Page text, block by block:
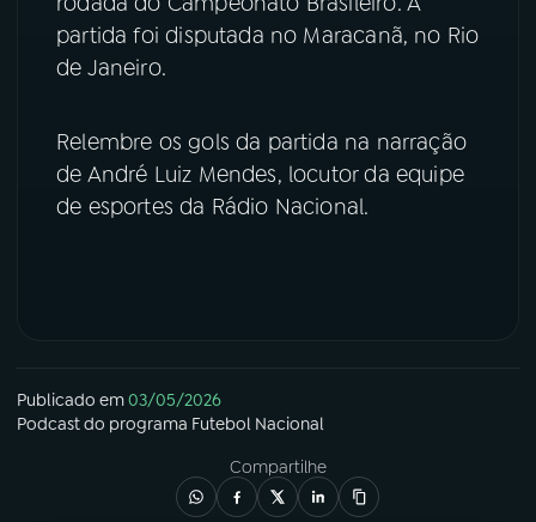
FESTIVAL DE MÚSICA
ACOMPANHE A RÁDIO NACIONAL
YouTube Facebook
partida foi disputada no Maracanã, no Rio
de Janeiro.
Relembre os gols da partida na narração
de André Luiz Mendes, locutor da equipe
de esportes da Rádio Nacional.
Publicado em03/05/2026
Podcastdo programa Futebol Nacional
Compartilhe